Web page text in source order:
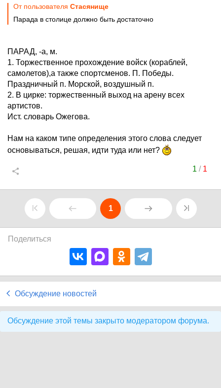
От пользователя Стасянище
Парада в столице должно быть достаточно
ПАРАД, -а, м.
1. Торжественное прохождение войск (кораблей,
самолетов),а также спортсменов. П. Победы.
Праздничный п. Морской, воздушный п.
2. В цирке: торжественный выход на арену всех
артистов.
Ист. словарь Ожегова.
Нам на каком типе определения этого слова следует
основываться, решая, идти туда или нет?
1 / 1
1
Поделиться
Обсуждение новостей
Обсуждение этой темы закрыто модератором форума.